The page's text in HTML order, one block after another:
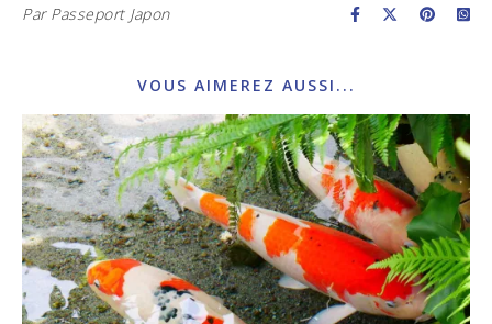
Par Passeport Japon
VOUS AIMEREZ AUSSI...